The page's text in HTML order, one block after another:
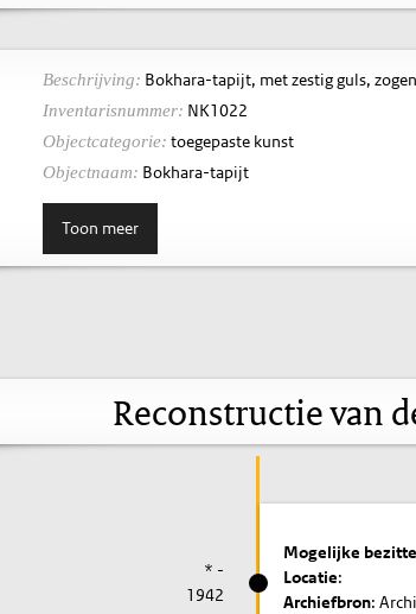
Beschrijving: Bokhara-tapijt, met zestig guls,
Inventarisnummer: NK1022
Objectcategorie: toegepaste kunst
Objectnaam: Bokhara-tapijt
Toon meer
Reconstructie van
* -
1942
Mogelijke
Locatie:
Archiefbron: